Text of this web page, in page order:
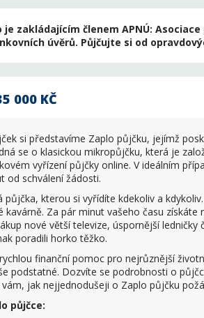
je zakládajícím členem APNÚ:
úvěrů. Půjčujte si od
000 KČ
si představíme Zaplo půjčku, jejímž
se o klasickou mikropůjčku, která je
vyřízení půjčky online. V ideálním
od schválení žádosti.
půjčka, kterou si vyřídíte kdekoliv a
kavárně. Za pár minut vašeho času získáte
nové větší televize, úspornější ledničky
poradili horko těžko.
finanční pomoc pro nejrůznější
podstatné. Dozvíte se podrobnosti o
jak nejjednodušeji o Zaplo půjčku
půjčce: